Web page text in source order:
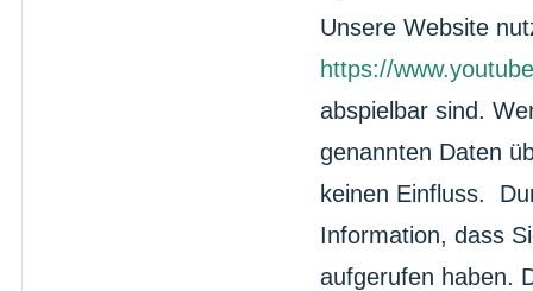
Unsere Website
https://
abspielbar sind.
genannten Daten
keinen Einfluss.
Information, dass
aufgerufen haben.